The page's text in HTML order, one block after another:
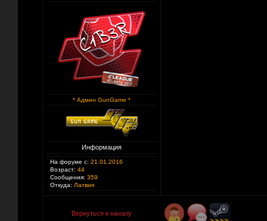
* Админ GunGame *
Информация
На форуме с: 21.01.2016
Возраст: 44
Сообщения: 359
Откуда: Латвия
Вернуться к началу